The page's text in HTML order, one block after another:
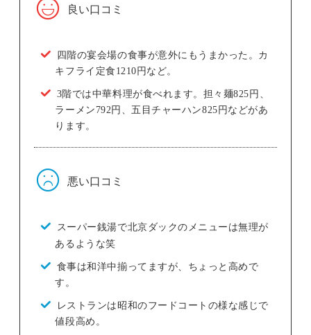
良い口コミ
四階の宴会場の食事が意外にもうまかった。カ
キフライ定食1210円など。
3階では中華料理が食べれます。担々麺825円、
ラーメン792円、五目チャーハン825円などがあ
ります。
悪い口コミ
スーパー銭湯で北京ダックのメニューは無理が
あるような笑
食事は和洋中揃ってますが、ちょっと高めで
す。
レストランは昭和のフードコートの様な感じで
値段高め。